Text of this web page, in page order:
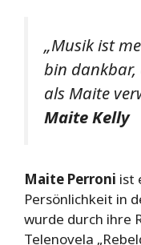
„Musik ist
bin dankbar,
als Maite
Maite Kelly
Maite Perroni ist
Persönlichkeit in
wurde durch ihre
Telenovela